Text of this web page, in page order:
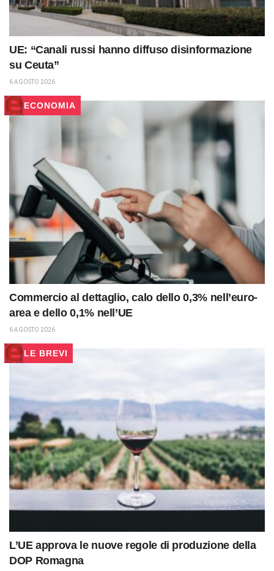
UE: “Canali russi hanno diffuso disinformazione
su Ceuta”
6 AGOSTO 2026
ECONOMIA
Commercio al dettaglio, calo dello 0,3% nell’euro-
area e dello 0,1% nell’UE
6 AGOSTO 2026
LE BREVI
L’UE approva le nuove regole di produzione della
DOP Romagna